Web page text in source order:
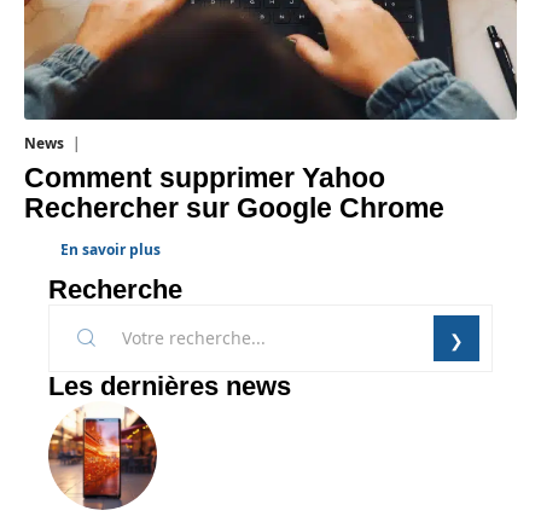
News
Comment supprimer Yahoo
Rechercher sur Google Chrome
En savoir plus
Recherche
Les dernières news